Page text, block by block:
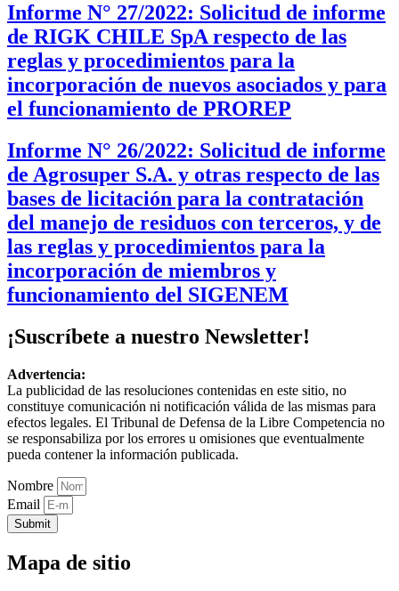
Informe N° 27/2022: Solicitud de informe
de RIGK CHILE SpA respecto de las
reglas y procedimientos para la
incorporación de nuevos asociados y para
el funcionamiento de PROREP
Informe N° 26/2022: Solicitud de informe
de Agrosuper S.A. y otras respecto de las
bases de licitación para la contratación
del manejo de residuos con terceros, y de
las reglas y procedimientos para la
incorporación de miembros y
funcionamiento del SIGENEM
¡Suscríbete a nuestro Newsletter!
Advertencia:
La publicidad de las resoluciones contenidas en este sitio, no
constituye comunicación ni notificación válida de las mismas para
efectos legales. El Tribunal de Defensa de la Libre Competencia no
se responsabiliza por los errores u omisiones que eventualmente
pueda contener la información publicada.
Nombre
Email
Submit
Mapa de sitio